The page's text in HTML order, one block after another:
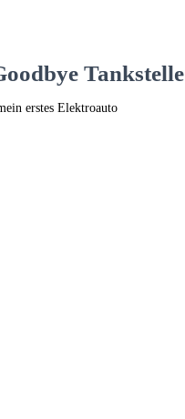
Tankstelle
erstes Elektroauto